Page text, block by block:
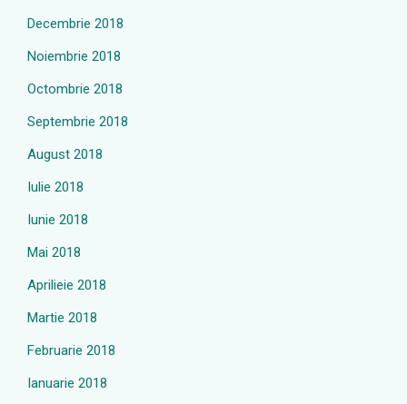
Decembrie 2018
Noiembrie 2018
Octombrie 2018
Septembrie 2018
August 2018
Iulie 2018
Iunie 2018
Mai 2018
Aprilieie 2018
Martie 2018
Februarie 2018
Ianuarie 2018